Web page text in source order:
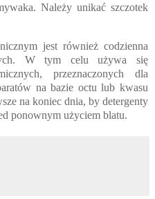
Należy unikać szczotek
jest również codzienna
W tym celu używa się
przeznaczonych dla
na bazie octu lub kwasu
na koniec dnia, by detergenty
ponownym użyciem blatu.